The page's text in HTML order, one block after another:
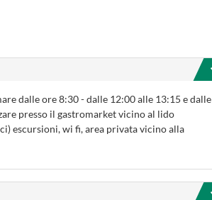
dalle ore 8:30 - dalle 12:00 alle 13:15 e dalle
presso il gastromarket vicino al lido
escursioni, wi fi, area privata vicino alla